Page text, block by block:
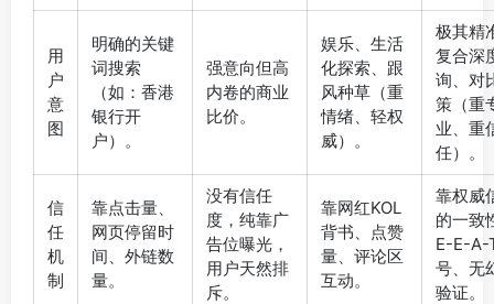
用
户
意
图
明确的关键
词搜索
（如：香港
银行开
户）。
强意向但高
内卷的商业
比价。
娱乐、生活
化探索、跟
风种草（重
情绪、轻权
威）。
极其精
复合深
询、对
策（重
业、重
任）。
信
任
机
制
靠点击量、
网页停留时
间、外链数
量。
没有信任
度，纯靠广
告位曝光，
用户天然排
斥。
靠网红KOL
背书、点赞
量、评论区
互动。
靠权威
的一致
E-E-A-
号、无
验证。